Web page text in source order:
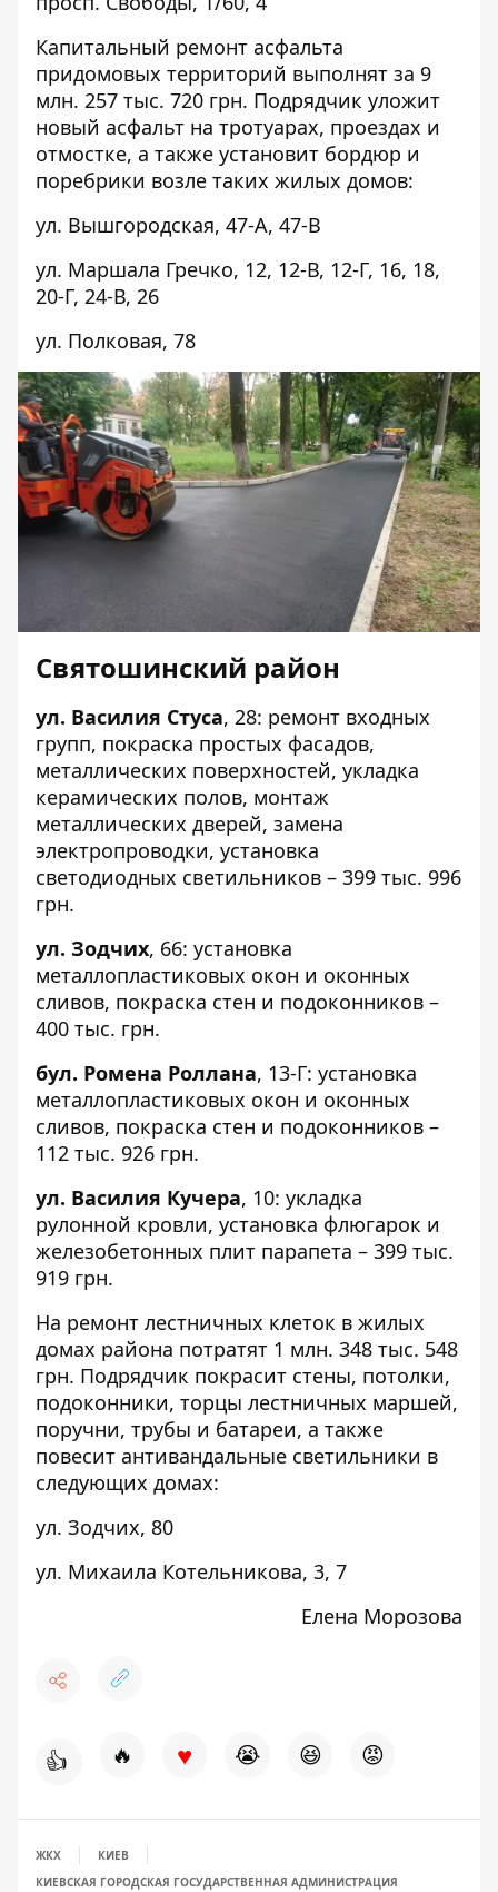
Капитальный ремонт асфальта
придомовых территорий выполнят за 9
млн. 257 тыс. 720 грн. Подрядчик уложит
новый асфальт на тротуарах, проездах и
отмостке, а также установит бордюр и
поребрики возле таких жилых домов:
ул. Вышгородская, 47-А, 47-В
ул. Маршала Гречко, 12, 12-В, 12-Г, 16, 18,
20-Г, 24-В, 26
ул. Полковая, 78
Святошинский район
ул. Василия Стуса, 28: ремонт входных
групп, покраска простых фасадов,
металлических поверхностей, укладка
керамических полов, монтаж
металлических дверей, замена
электропроводки, установка
светодиодных светильников – 399 тыс. 996
грн.
ул. Зодчих, 66: установка
металлопластиковых окон и оконных
сливов, покраска стен и подоконников –
400 тыс. грн.
бул. Ромена Роллана, 13-Г: установка
металлопластиковых окон и оконных
сливов, покраска стен и подоконников –
112 тыс. 926 грн.
ул. Василия Кучера, 10: укладка
рулонной кровли, установка флюгарок и
железобетонных плит парапета – 399 тыс.
919 грн.
На ремонт лестничных клеток в жилых
домах района потратят 1 млн. 348 тыс. 548
грн. Подрядчик покрасит стены, потолки,
подоконники, торцы лестничных маршей,
поручни, трубы и батареи, а также
повесит антивандальные светильники в
следующих домах:
ул. Зодчих, 80
ул. Михаила Котельникова, 3, 7
Елена Морозова
👍 🔥 ♥ 😭 😆 😡
ЖКХ
КИЕВ
КИЕВСКАЯ ГОРОДСКАЯ ГОСУДАРСТВЕННАЯ АДМИНИСТРАЦИЯ